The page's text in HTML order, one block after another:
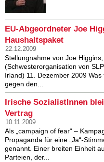
EU-Abgeordneter Joe
Haushaltspaket
22.12.2009
Stellungnahme von Joe
(Schwesterorganisation von
Irland) 11. Dezember 2009
gegen den...
Irische SozialistInnen
Vertrag
10.11.2009
Als „campaign of fear“ –
Propaganda für eine „Ja“-
genannt. Einer breiten Einheit
Parteien, der...